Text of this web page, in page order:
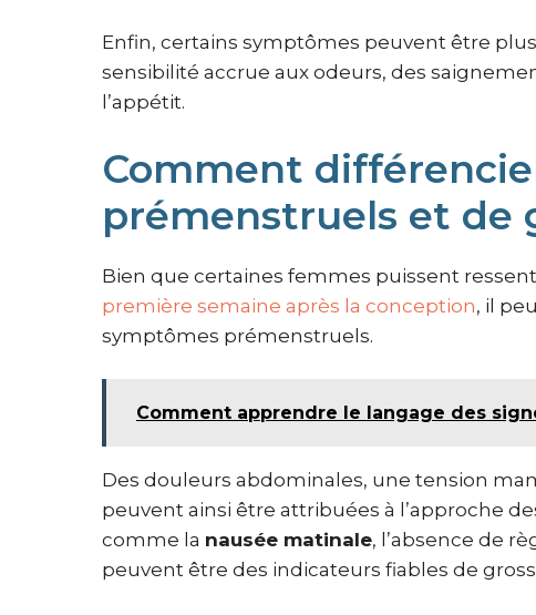
Enfin, certains symptômes peuvent être
sensibilité accrue aux odeurs, des
l’appétit.
Comment
prémenstruels et de
Bien que certaines femmes puissent
première semaine après la conception, il
symptômes prémenstruels.
Comment apprendre le langage des
Des douleurs abdominales, une tension
peuvent ainsi être attribuées à l’approche
comme la nausée matinale, l’absence de
peuvent être des indicateurs fiables de